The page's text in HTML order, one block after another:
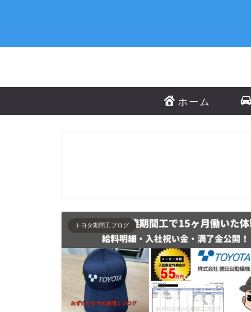
ホーム
トヨタ期間工ブログ